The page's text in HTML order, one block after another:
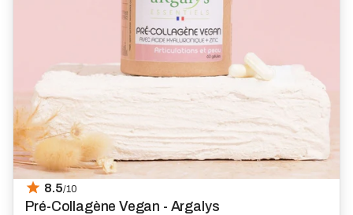
8.5/10
Pré-Collagène Vegan - Argalys